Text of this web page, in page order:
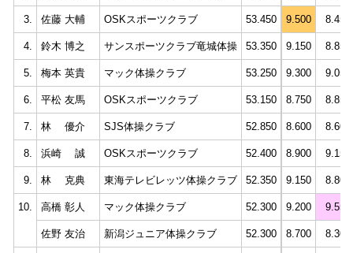
3. 佐藤 大輔 OSKスポーツクラブ 53.450 9.500 8.450
4. 鈴木 博之 サンスポーツクラブ竜城体操 53.350 9.150 8.850
5. 梅本 英貴 マック体操クラブ 53.250 9.300 9.050
6. 平松 友馬 OSKスポーツクラブ 53.150 8.750 8.850
7. 林 優介 SJS体操クラブ 52.850 8.600 8.600
8. 浜崎 誠 OSKスポーツクラブ 52.400 8.900 9.150
9. 林 克典 東海テレビレッツ体操クラブ 52.350 9.150 8.800
10. 高橋 彰人 マック体操クラブ 52.300 9.200 9.550
佐野 友治 新潟ジュニア体操クラブ 52.300 8.700 8.300